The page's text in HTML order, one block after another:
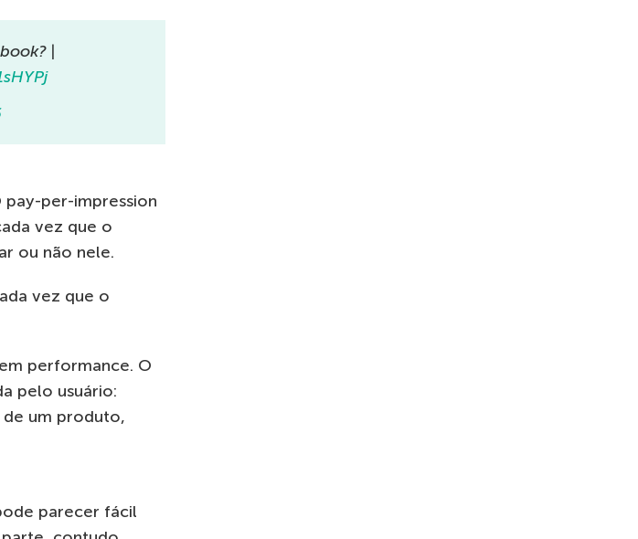
|
pay-per-impression
vez que o
ou não nele.
vez que o
performance. O
pelo usuário:
um produto,
parecer fácil